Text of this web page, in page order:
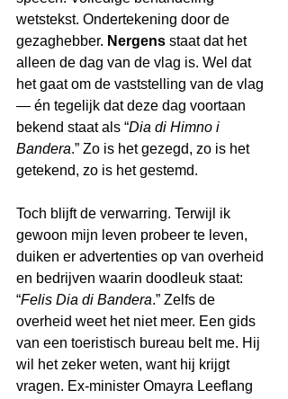
wetstekst. Ondertekening door de
gezaghebber. Nergens staat dat het
alleen de dag van de vlag is. Wel dat
het gaat om de vaststelling van de vlag
— én tegelijk dat deze dag voortaan
bekend staat als “Dia di Himno i
Bandera.” Zo is het gezegd, zo is het
getekend, zo is het gestemd.
Toch blijft de verwarring. Terwijl ik
gewoon mijn leven probeer te leven,
duiken er advertenties op van overheid
en bedrijven waarin doodleuk staat:
“Felis Dia di Bandera.” Zelfs de
overheid weet het niet meer. Een gids
van een toeristisch bureau belt me. Hij
wil het zeker weten, want hij krijgt
vragen. Ex-minister Omayra Leeflang